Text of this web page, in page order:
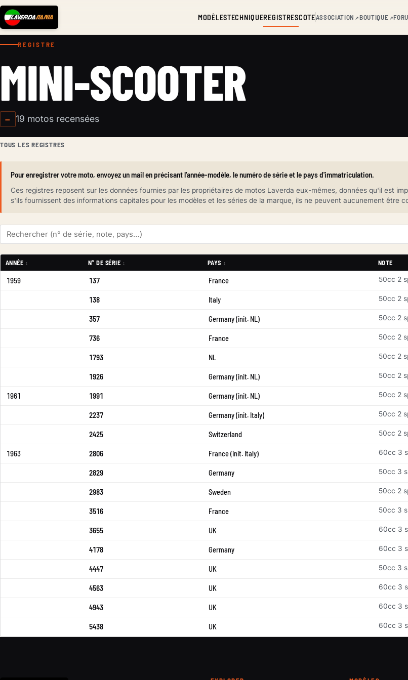
MODÈLESTECHNIQUEREGISTRESCOTEASSOCIATION ↗BOUTIQUE ↗
REGISTRE
MINI-SCOOTER
— 19 motos recensées
TOUS LES REGISTRES
Pour enregistrer votre moto, envoyez un mail en précisant l'année-modèle, le numéro de série et le pays d'immatriculation.
Ces registres reposent sur les données fournies par les propriétaires de motos Laverda eux-mêmes, données qu'il est
s'ils fournissent des informations capitales pour les modèles et les séries de la marque, ils ne peuvent aucunement être
ANNÉE N° DE SÉRIE PAYS NOTE
1959 137 France 50cc 2
138 Italy 50cc 2
357 Germany (init. NL) 50cc 2
736 France 50cc 2
1793 NL 50cc 2
1926 Germany (init. NL) 50cc 2
1961 1991 Germany (init. NL) 50cc 2
2237 Germany (init. Italy) 50cc 2
2425 Switzerland 50cc 2
1963 2806 France (init. Italy) 60cc 3
2829 Germany 50cc 3
2983 Sweden 50cc 2
3516 France 50cc 3
3655 UK 60cc 3
4178 Germany 60cc 3
4447 UK 50cc 3
4563 UK 60cc 3
4943 UK 60cc 3
5438 UK 60cc 3